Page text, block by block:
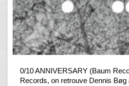
0/10 ANNIVERSARY (Baum
Records, on retrouve Dennis